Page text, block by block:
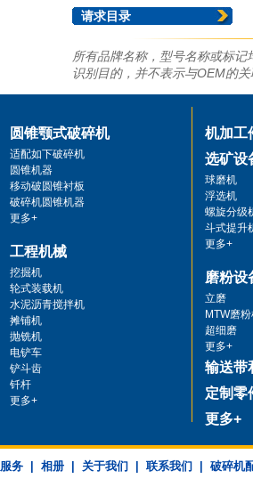
请求目录
所有品牌名称，型号名称或标
识别目的，并不表示与OEM的
圆锥颚式破碎机
适配如下破碎机
圆锥机器
移动破圆锥衬板
破碎机圆锥机器
更多+
工程机械
挖掘机
轮式装载机
水泥沥青搅拌机
摊铺机
抛铣机
电铲车
铲斗齿
钎杆
更多+
机加工
选矿设
球磨机
浮选机
螺旋分级
斗式提升
更多+
磨粉设
立磨
MTW磨
超细磨
更多+
输送带
定制零
更多+
服务 相册 关于我们 联系我们 破碎机